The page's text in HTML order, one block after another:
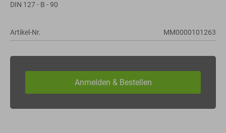
DIN 127 - B - 90
Artikel-Nr. MM0000101263